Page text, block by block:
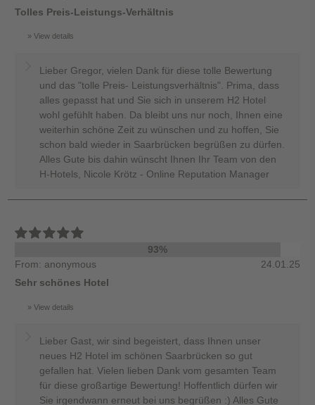
Tolles Preis-Leistungs-Verhältnis
View details
Lieber Gregor, vielen Dank für diese tolle Bewertung
und das "tolle Preis- Leistungsverhältnis". Prima, dass
alles gepasst hat und Sie sich in unserem H2 Hotel
wohl gefühlt haben. Da bleibt uns nur noch, Ihnen eine
weiterhin schöne Zeit zu wünschen und zu hoffen, Sie
schon bald wieder in Saarbrücken begrüßen zu dürfen.
Alles Gute bis dahin wünscht Ihnen Ihr Team von den
H-Hotels, Nicole Krötz - Online Reputation Manager
93%
From: anonymous
24.01.25
Sehr schönes Hotel
View details
Lieber Gast, wir sind begeistert, dass Ihnen unser
neues H2 Hotel im schönen Saarbrücken so gut
gefallen hat. Vielen lieben Dank vom gesamten Team
für diese großartige Bewertung! Hoffentlich dürfen wir
Sie irgendwann erneut bei uns begrüßen :) Alles Gute